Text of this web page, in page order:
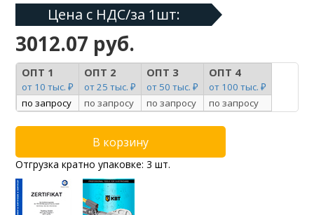
Цена с НДС/за 1шт:
3012.07 руб.
ОПТ 1
от 10 тыс. ₽
ОПТ 2
от 25 тыс. ₽
ОПТ 3
от 50 тыс. ₽
ОПТ 4
от 100 тыс. ₽
по запросу
по запросу по запросу по запросу
Отгрузка кратно упаковке: 3 шт.